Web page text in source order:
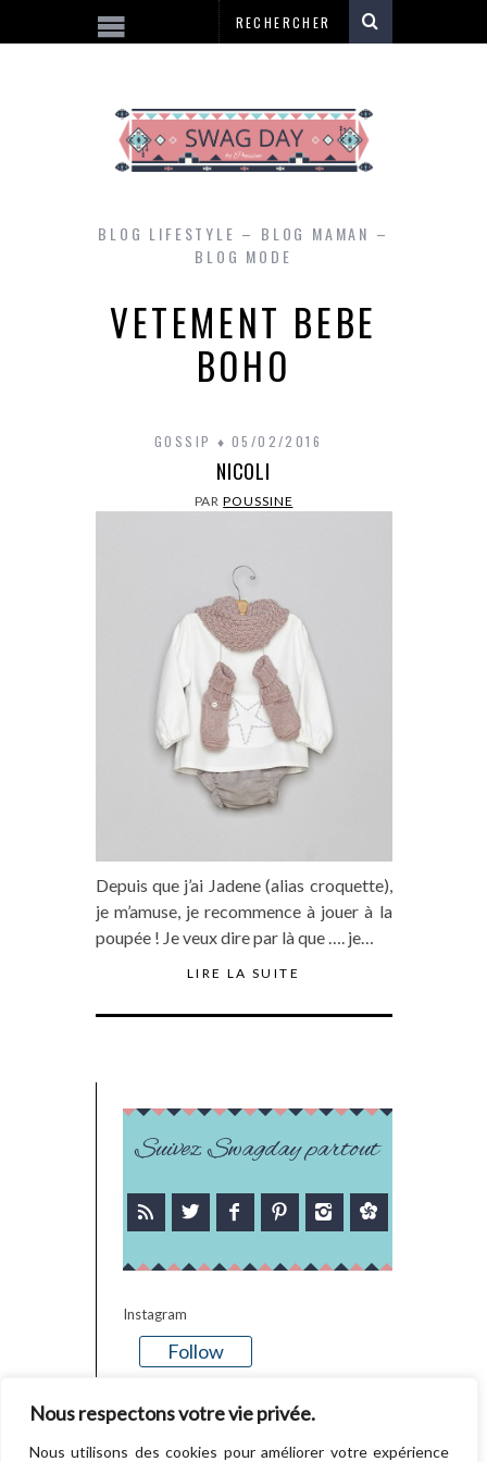
Nous respectons votre vie privée.
Nous utilisons des cookies pour améliorer votre expérience
BLOG LIFESTYLE – BLOG MAMAN –
BLOG MODE
VETEMENT BEBE
BOHO
GOSSIP 05/02/2016
NICOLI
PARPOUSSINE
Depuis que j’ai Jadene (alias croquette),
je m’amuse, je recommence à jouer à la
poupée ! Je veux dire par là que …. je…
LIRE LA SUITE
Suivez Swagday partout
Instagram
Follow